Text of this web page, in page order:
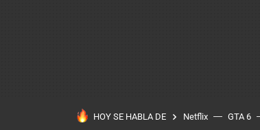
HOY SE HABLA DE Netflix GTA 6